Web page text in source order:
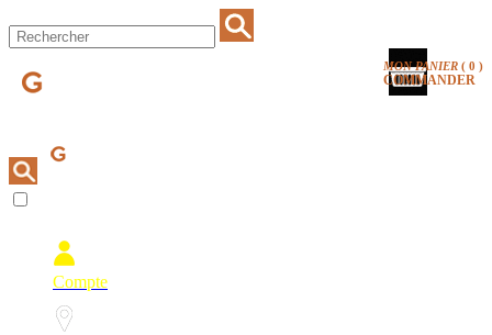
MON PANIER ( 0 )
COMMANDER
Compte